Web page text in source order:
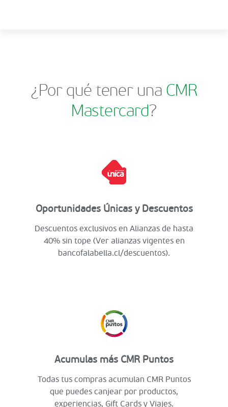
¿Por qué tener una CMR
Mastercard?
Oportunidades Únicas y Descuentos
Descuentos exclusivos en Alianzas de hasta
40% sin tope (Ver alianzas vigentes en
bancofalabella.cl/descuentos).
Acumulas más CMR Puntos
Todas tus compras acumulan CMR Puntos
que puedes canjear por productos,
experiencias, Gift Cards y Viajes.